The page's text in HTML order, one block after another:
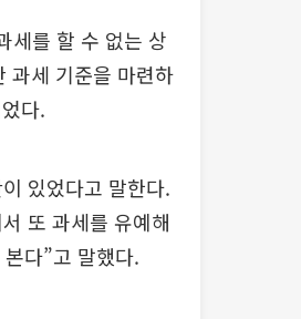
세를 할 수 없는 상
과세 기준을 마련하
다.
있었다고 말한다.
또 과세를 유예해
다”고 말했다.